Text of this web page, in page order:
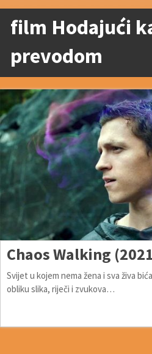
film Hodajući
prevodom
Chaos Walking
Svijet u kojem nema žena i sva živa
obliku slika, riječi i zvukova…